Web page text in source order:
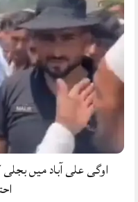
اوگی علی آباد میں